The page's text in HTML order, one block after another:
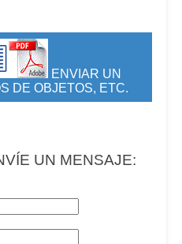
ENVIAR UN
DE OBJETOS, ETC.
UN MENSAJE: